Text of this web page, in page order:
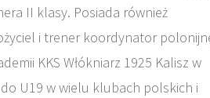
II klasy. Posiada również
i trener koordynator
KKS Włókniarz 1925 Kalisz w
U19 w wielu klubach polskich i